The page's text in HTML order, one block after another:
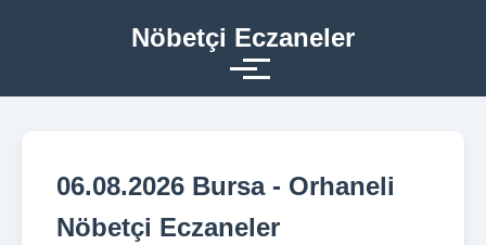
Nöbetçi Eczaneler
06.08.2026 Bursa - Orhaneli
Nöbetçi Eczaneler